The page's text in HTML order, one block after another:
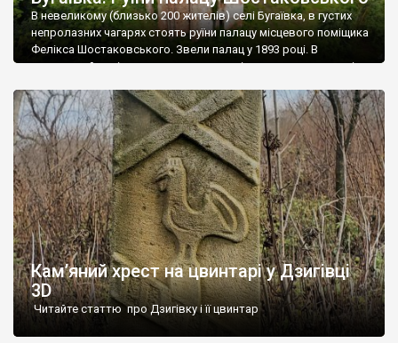
В невеликому (близько 200 жителів) селі Бугаївка, в густих
непролазних чагарях стоять руїни палацу місцевого поміщика
Фелікса Шостаковського. Звели палац у 1893 році. В
радянський період у ньому спочатку містилася школа, потім
століття тут розмістили туберкульозну лікарню. Коли із
палацу виїхала лікарня – ми точно не […]
Кам’яний хрест на цвинтарі у Дзигівці
3D
Читайте статтю про Дзигівку і її цвинтар